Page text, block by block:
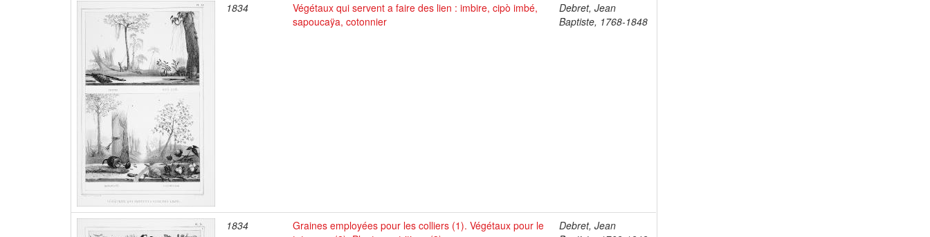
1834
Végétaux qui servent a faire des lien : imbire, cipò imbé,
sapoucaÿa, cotonnier
Debret, Jean
Baptiste, 1768-1848
1834
Graines employées pour les colliers (1). Végétaux pour le
Debret, Jean